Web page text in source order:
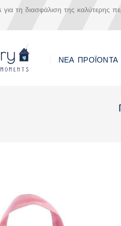
τη διασφάλιση της καλύτερης
ΝΕΑ ΠΡΟΪΟΝΤΑ